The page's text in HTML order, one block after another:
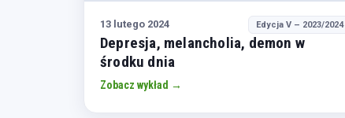
13 lutego 2024 Edycja V – 2023/2024
Depresja, melancholia, demon w
środku dnia
Zobacz wykład →